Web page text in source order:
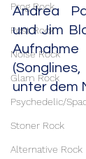
Prog Rock
Post Rock
Noise Rock
Glam Rock
Psychedelic/
Stoner Rock
Alternative Rock
Andrea
und Jim
unter dem